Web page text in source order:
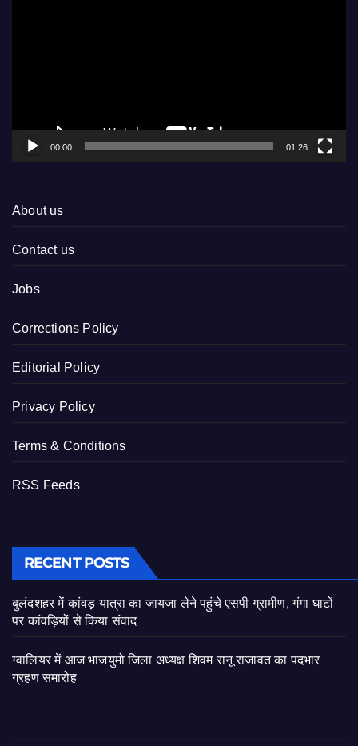
00:00 01:26
About us
Contact us
Jobs
Corrections Policy
Editorial Policy
Privacy Policy
Terms & Conditions
RSS Feeds
RECENT POSTS
बुलंदशहर में कांवड़ यात्रा का जायजा लेने पहुंचे एसपी ग्रामीण, गंगा घाटों
पर कांवड़ियों से किया संवाद
ग्वालियर में आज भाजयुमो जिला अध्यक्ष शिवम रानू राजावत का पदभार
ग्रहण समारोह